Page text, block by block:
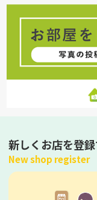
新しくお店を登
New shop register